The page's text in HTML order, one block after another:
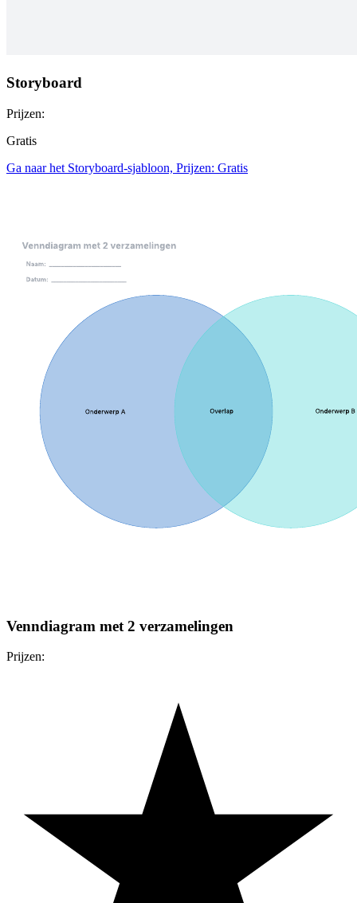
Storyboard
Prijzen:
Gratis
Ga naar het Storyboard-sjabloon, Prijzen: Gratis
Venndiagram met 2 verzamelingen
Prijzen: